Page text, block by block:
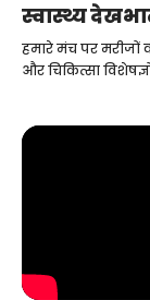
स्वास्थ्य
हमारे मंच पर मरीजों
और चिकित्सा